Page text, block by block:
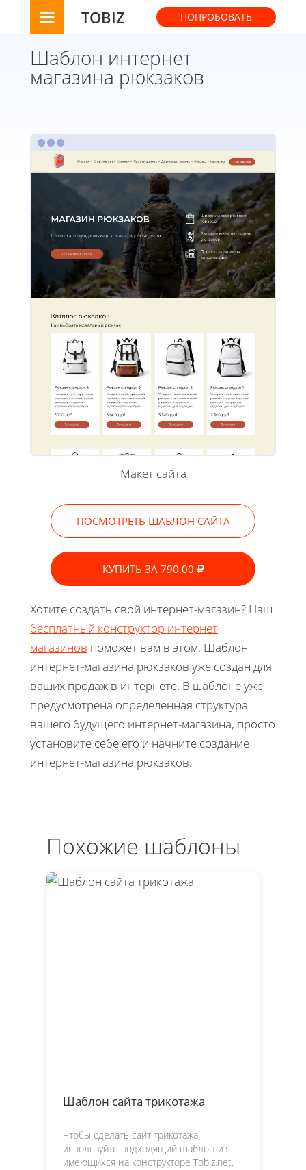
TOBIZ ПОПРОБОВАТЬ
Шаблон интернет
магазина рюкзаков
Макет сайта
ПОСМОТРЕТЬ ШАБЛОН САЙТА
КУПИТЬ ЗА 790.00
Хотите создать свой интернет-магазин? Наш
бесплатный конструктор интернет
магазинов поможет вам в этом. Шаблон
интернет-магазина рюкзаков уже создан для
ваших продаж в интернете. В шаблоне уже
предусмотрена определенная структура
вашего будущего интернет-магазина, просто
установите себе его и начните создание
интернет-магазина рюкзаков.
Похожие шаблоны
Шаблон сайта трикотажа
Чтобы сделать сайт трикотажа,
используйте подходящий шаблон из
имеющихся на конструкторе Tobiz.net.